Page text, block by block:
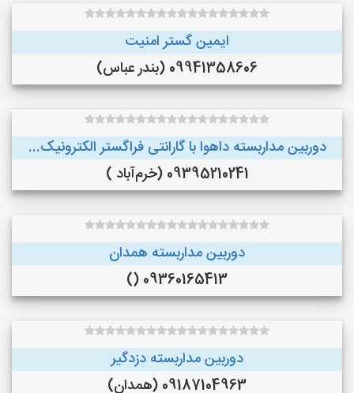
ایمین گستر امنیت
09941358606 (بندر عباس)
دوربین مداربسته داهوا با گارانتی فراگستر الکترونیک...
09395210241 (خرم‌آباد )
دوربین مداربسته همدان
09360165413 ()
دوربین مداربسته دزدگیر
09187104963 (همدان)